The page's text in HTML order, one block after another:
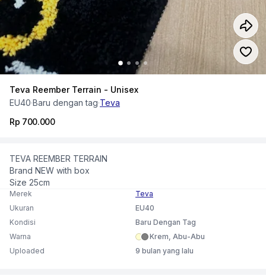
Teva Reember Terrain - Unisex
EU40·Baru dengan tag·Teva
Rp 700.000
TEVA REEMBER TERRAIN
Brand NEW with box
Size 25cm
Merek
Teva
Ukuran
EU40
Kondisi
Baru Dengan Tag
Warna
Krem, Abu-Abu
Uploaded
9 bulan yang lalu